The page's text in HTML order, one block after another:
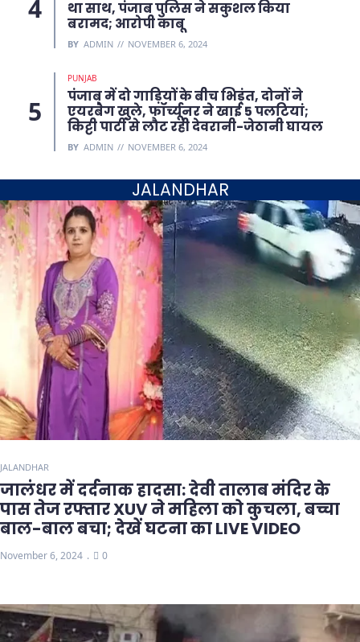
था साथ, पंजाब पुलिस ने सकुशल किया
बरामद; आरोपी काबू
BY ADMIN NOVEMBER 6, 2024
PUNJAB
पंजाब में दो गाड़ियों के बीच भिड़ंत, दोनों ने
एयरबैग खुले, फॉर्च्यूनर ने खाई 5 पलटियां;
किट्टी पार्टी से लौट रही देवरानी-जेठानी घायल
BY ADMIN NOVEMBER 6, 2024
JALANDHAR
JALANDHAR
जालंधर में दर्दनाक हादसा: देवी तालाब मंदिर के
पास तेज रफ्तार XUV ने महिला को कुचला, बच्चा
बाल-बाल बचा; देखें घटना का LIVE VIDEO
November 6, 2024 0